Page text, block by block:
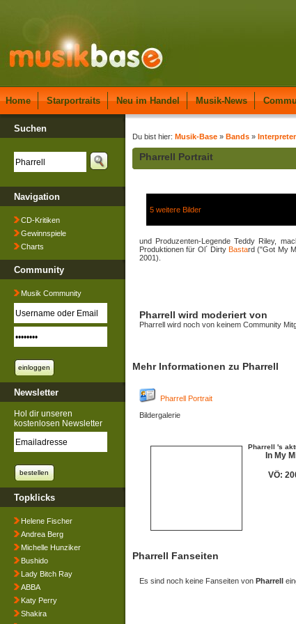
Home Starportraits Neu im Handel Musik-News
Suchen
Navigation
CD-Kritiken
Gewinnspiele
Charts
Community
Musik Community
Newsletter
Hol dir unseren
kostenlosen Newsletter
Topklicks
Helene Fischer
Andrea Berg
Michelle Hunziker
Bushido
Lady Bitch Ray
ABBA
Katy Perry
Shakira
Du bist hier: Musik-Base » Bands »
Pharrell Portrait
5 weitere Bilder
und Produzenten-Legende Teddy Riley,
Produktionen für Ol´ DirtyBastard ("Got My
2001).
Pharrell wird moderiert von
Pharrell wird noch von keinem Community
Mehr Informationen zu Pharrell
Pharrell Portrait
Bildergalerie
Pharrell 's
In My
VÖ:
Pharrell Fanseiten
Es sind noch keine Fanseiten von Pharrell